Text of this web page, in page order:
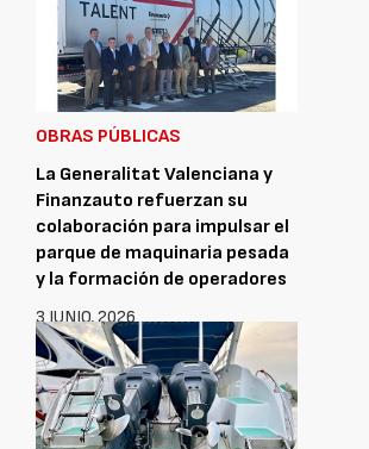
OBRAS PÚBLICAS
La Generalitat Valenciana y
Finanzauto refuerzan su
colaboración para impulsar el
parque de maquinaria pesada
y la formación de operadores
3 JUNIO, 2026